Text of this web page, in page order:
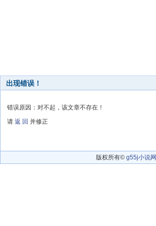
出现错误！
错误原因：对不起，该文章不存在！
请 返 回 并修正
版权所有© g55j小说网